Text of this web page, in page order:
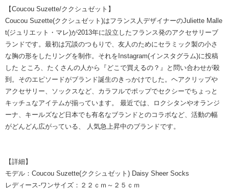
【Coucou Suzette/ククシュゼット】
Coucou Suzette(ククシュゼット)はフランス人デザイナーのJuliette Malle
t(ジュリエット・マレ)が2013年に設立したフランス発のアクセサリーブ
ランドです。最初は冗談のつもりで、友人のためにセラミック製の小さ
な胸の形をしたリングを制作。それをInstagram(インスタグラム)に投稿
した ところ、たくさんの人から『どこで買えるの？』と問い合わせが殺
到。そのエピソードがブランド誕生のきっかけでした。ヘアクリップや
アクセサリー、ソックスなど、カラフルでポップでセクシーでちょっと
キッチュなアイテムが揃っています。 最近では、ロクシタンやオランジ
ーナ、キールズなど日本でも有名なブランドとのコラボなど、活動の幅
がどんどん広がっている、 人気急上昇中のブランドです。
【詳細】
モデル：Coucou Suzette(ククシュゼット) Daisy Sheer Socks
レディース-ワンサイズ：２２ｃｍ～２５ｃｍ